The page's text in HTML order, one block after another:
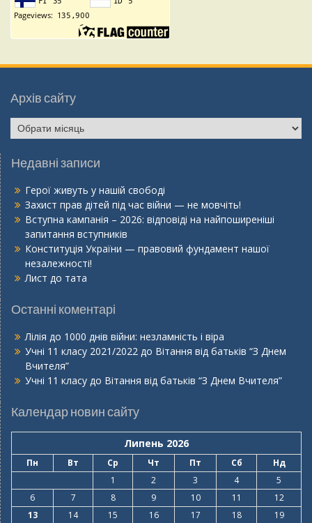
Архів сайту
Недавні записи
Герої живуть у нашій свободі
Захист прав дітей під час війни — не мовчіть!
Вступна кампанія – 2026: відповіді на найпоширеніші
запитання вступників
Конституція України — правовий фундамент нашої
незалежності!
Лист до тата
Останні коментарі
Лілія до 1000 днів війни: незламність і віра
Учні 11 класу 2021/2022 до Вітання від батьків “З Днем
Вчителя”
Учні 11 класу до Вітання від батьків “З Днем Вчителя”
Календар новин сайту
Липень 2026
Пн Вт Ср Чт Пт Сб
Нд
1
2 3 4
5
6
7 8 9 10 11
12
13
14 15 16 17 18 19